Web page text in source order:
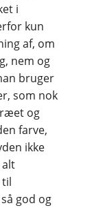
i
kun
af, om
nem og
bruger
som nok
og
farve,
ikke
alt
god og